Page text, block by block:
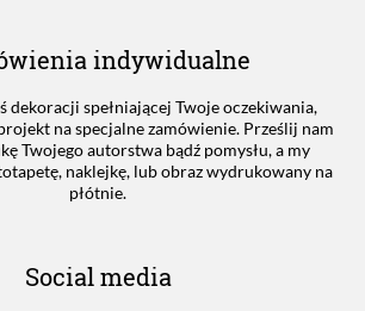
indywidualne
dekoracji spełniającej Twoje oczekiwania,
na specjalne zamówienie. Prześlij nam
Twojego autorstwa bądź pomysłu, a my
naklejkę, lub obraz wydrukowany na
płótnie.
Social media